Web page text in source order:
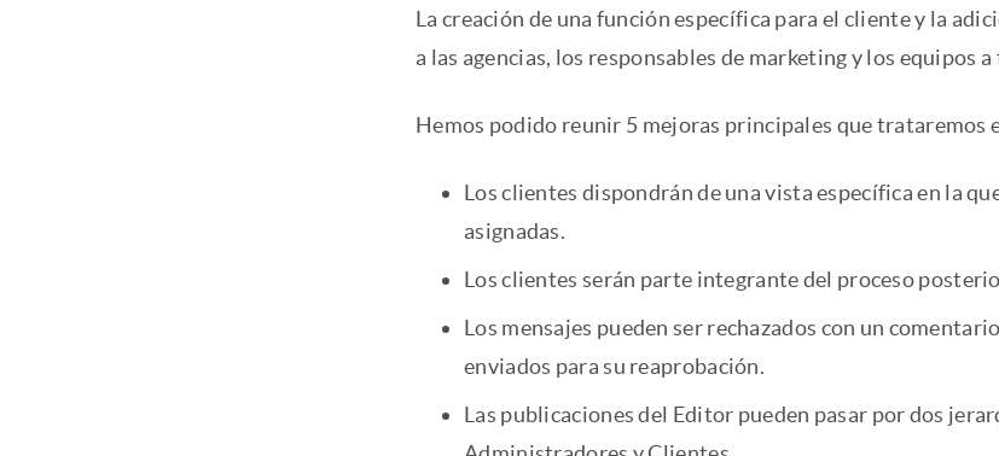
La creación de una función específica para el cliente y la
a las agencias, los responsables de marketing y los equipos
Hemos podido reunir 5 mejoras principales que trataremos
Los clientes dispondrán de una vista específica en la
asignadas.
Los clientes serán parte integrante del proceso
Los mensajes pueden ser rechazados con un
enviados para su reaprobación.
Las publicaciones del Editor pueden pasar por dos